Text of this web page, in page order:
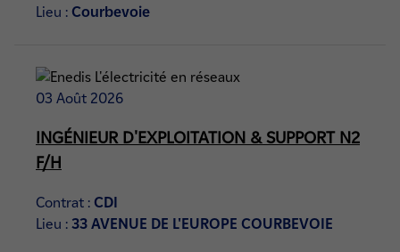
Lieu : Courbevoie
03 Août 2026
INGÉNIEUR D'EXPLOITATION & SUPPORT N2
F/H
Contrat : CDI
Lieu : 33 AVENUE DE L'EUROPE COURBEVOIE